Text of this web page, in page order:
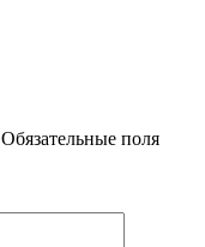
Обязательные поля